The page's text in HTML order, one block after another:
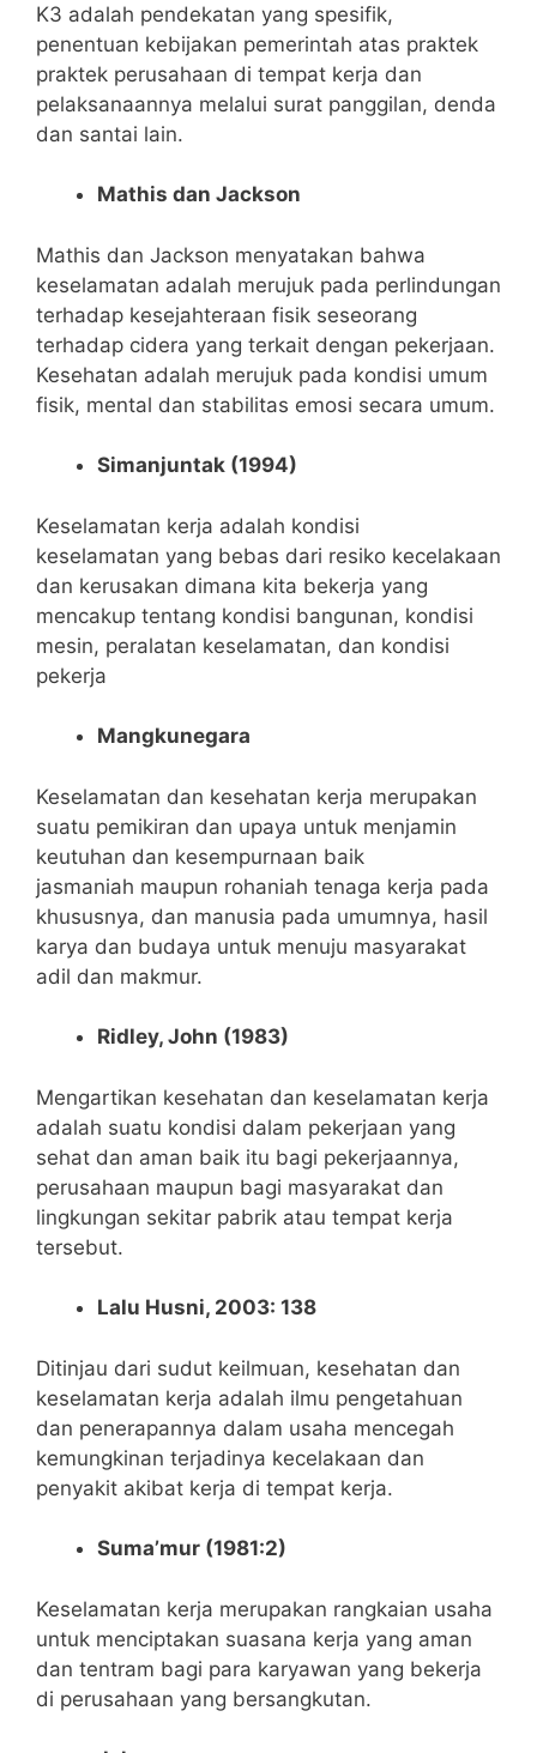
K3 adalah pendekatan yang spesifik,
penentuan kebijakan pemerintah atas praktek
praktek perusahaan di tempat kerja dan
pelaksanaannya melalui surat panggilan, denda
dan santai lain.
Mathis dan Jackson
Mathis dan Jackson menyatakan bahwa
keselamatan adalah merujuk pada perlindungan
terhadap kesejahteraan fisik seseorang
terhadap cidera yang terkait dengan pekerjaan.
Kesehatan adalah merujuk pada kondisi umum
fisik, mental dan stabilitas emosi secara umum.
Simanjuntak (1994)
Keselamatan kerja adalah kondisi
keselamatan yang bebas dari resiko kecelakaan
dan kerusakan dimana kita bekerja yang
mencakup tentang kondisi bangunan, kondisi
mesin, peralatan keselamatan, dan kondisi
pekerja
Mangkunegara
Keselamatan dan kesehatan kerja merupakan
suatu pemikiran dan upaya untuk menjamin
keutuhan dan kesempurnaan baik
jasmaniah maupun rohaniah tenaga kerja pada
khususnya, dan manusia pada umumnya, hasil
karya dan budaya untuk menuju masyarakat
adil dan makmur.
Ridley, John (1983)
Mengartikan kesehatan dan keselamatan kerja
adalah suatu kondisi dalam pekerjaan yang
sehat dan aman baik itu bagi pekerjaannya,
perusahaan maupun bagi masyarakat dan
lingkungan sekitar pabrik atau tempat kerja
tersebut.
Lalu Husni, 2003: 138
Ditinjau dari sudut keilmuan, kesehatan dan
keselamatan kerja adalah ilmu pengetahuan
dan penerapannya dalam usaha mencegah
kemungkinan terjadinya kecelakaan dan
penyakit akibat kerja di tempat kerja.
Suma’mur (1981:2)
Keselamatan kerja merupakan rangkaian usaha
untuk menciptakan suasana kerja yang aman
dan tentram bagi para karyawan yang bekerja
di perusahaan yang bersangkutan.